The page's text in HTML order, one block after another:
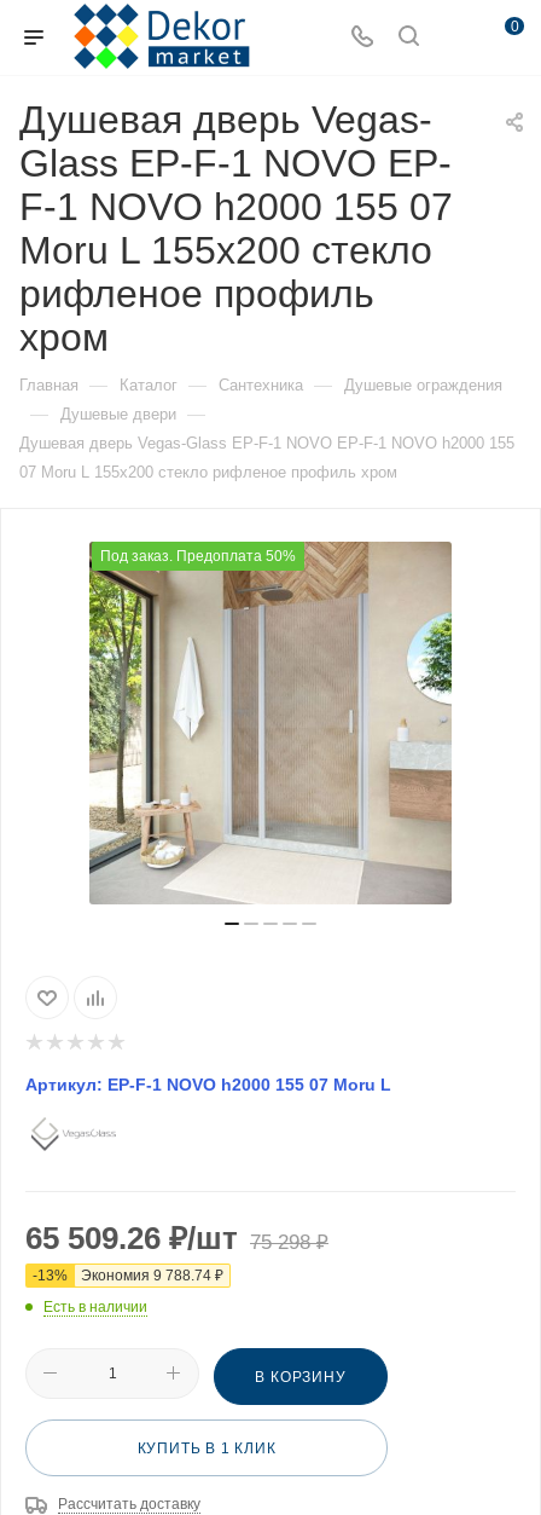
0
Душевая дверь Vegas-
Glass EP-F-1 NOVO EP-
F-1 NOVO h2000 155 07
Moru L 155х200 стекло
рифленое профиль
хром
Главная — Каталог — Сантехника — Душевые ограждения
— Душевые двери —
Душевая дверь Vegas-Glass EP-F-1 NOVO EP-F-1 NOVO h2000 155
07 Moru L 155х200 стекло рифленое профиль хром
Под заказ. Предоплата 50%
Артикул: EP-F-1 NOVO h2000 155 07 Moru L
65 509.26 ₽/шт 75 298₽
-13% Экономия 9 788.74 ₽
Есть в наличии
В КОРЗИНУ
КУПИТЬ В 1 КЛИК
Рассчитать доставку